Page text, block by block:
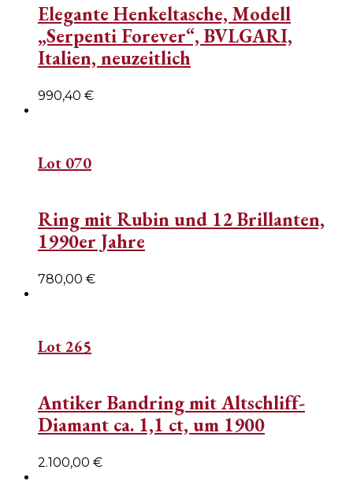
Elegante Henkeltasche, Modell
„Serpenti Forever“, BVLGARI,
Italien, neuzeitlich
990,40 €
Lot 070
Ring mit Rubin und 12 Brillanten,
1990er Jahre
780,00 €
Lot 265
Antiker Bandring mit Altschliff-
Diamant ca. 1,1 ct, um 1900
2.100,00 €